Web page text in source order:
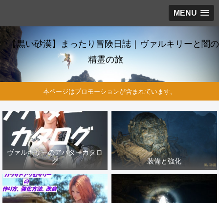
MENU
【黒い砂漠】まったり冒険日誌｜ヴァルキリーと闇の
精霊の旅
本ページはプロモーションが含まれています。
ヴァルキリーのアバターカタロ
グ
装備と強化